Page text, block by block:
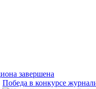
завершена
Победа в конкурсе